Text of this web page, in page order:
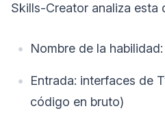
Skills-Creator analiza esta
Nombre de la habilidad:
Entrada: interfaces de
código en bruto)